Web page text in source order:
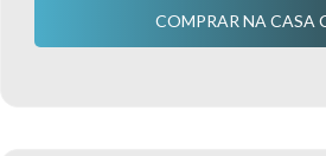
COMPRAR NA CASA